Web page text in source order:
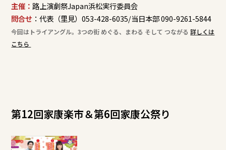
主催： 路上演劇祭Japan浜松実行委員会
問合せ ：代表（里見）053-428-6035/当日本部 090-9261-5844
今回はトライアングル。3つの街 めぐる、まわる そして つながる 詳しくは
こちら
第12回家康楽市＆第6回家康公祭り